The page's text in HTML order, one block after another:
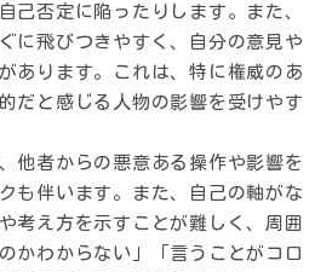
己否定に陥ったりします。また、
に飛びつきやすく、自分の意見や
あります。これは、特に権威のあ
だと感じる人物の影響を受けやす
他者からの悪意ある操作や影響を
も伴います。また、自己の軸がな
考え方を示すことが難しく、周囲
かわからない」「言うことがコロ